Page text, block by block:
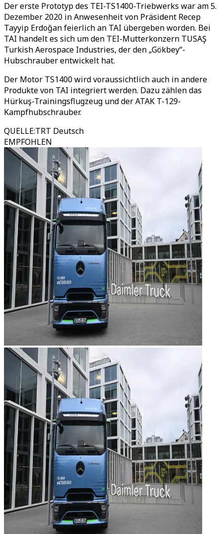
Der erste Prototyp des TEI-TS1400-Triebwerks war am 5.
Dezember 2020 in Anwesenheit von Präsident Recep
Tayyip Erdoğan feierlich an TAI übergeben worden. Bei
TAI handelt es sich um den TEI-Mutterkonzern TUSAŞ
Turkish Aerospace Industries, der den „Gökbey“-
Hubschrauber entwickelt hat.
Der Motor TS1400 wird voraussichtlich auch in andere
Produkte von TAI integriert werden. Dazu zählen das
Hürkuş-Trainingsflugzeug und der ATAK T-129-
Kampfhubschrauber.
QUELLE:TRT Deutsch
EMPFOHLEN